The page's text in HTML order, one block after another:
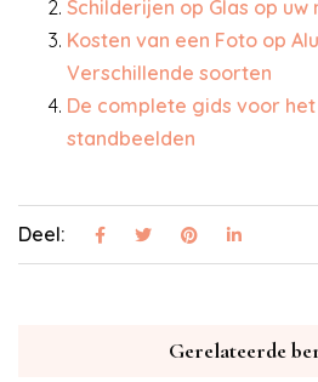
Schilderijen op Glas op uw
Kosten van een Foto op
Verschillende soorten
De complete gids voor
standbeelden
Deel:
Gerelateerde